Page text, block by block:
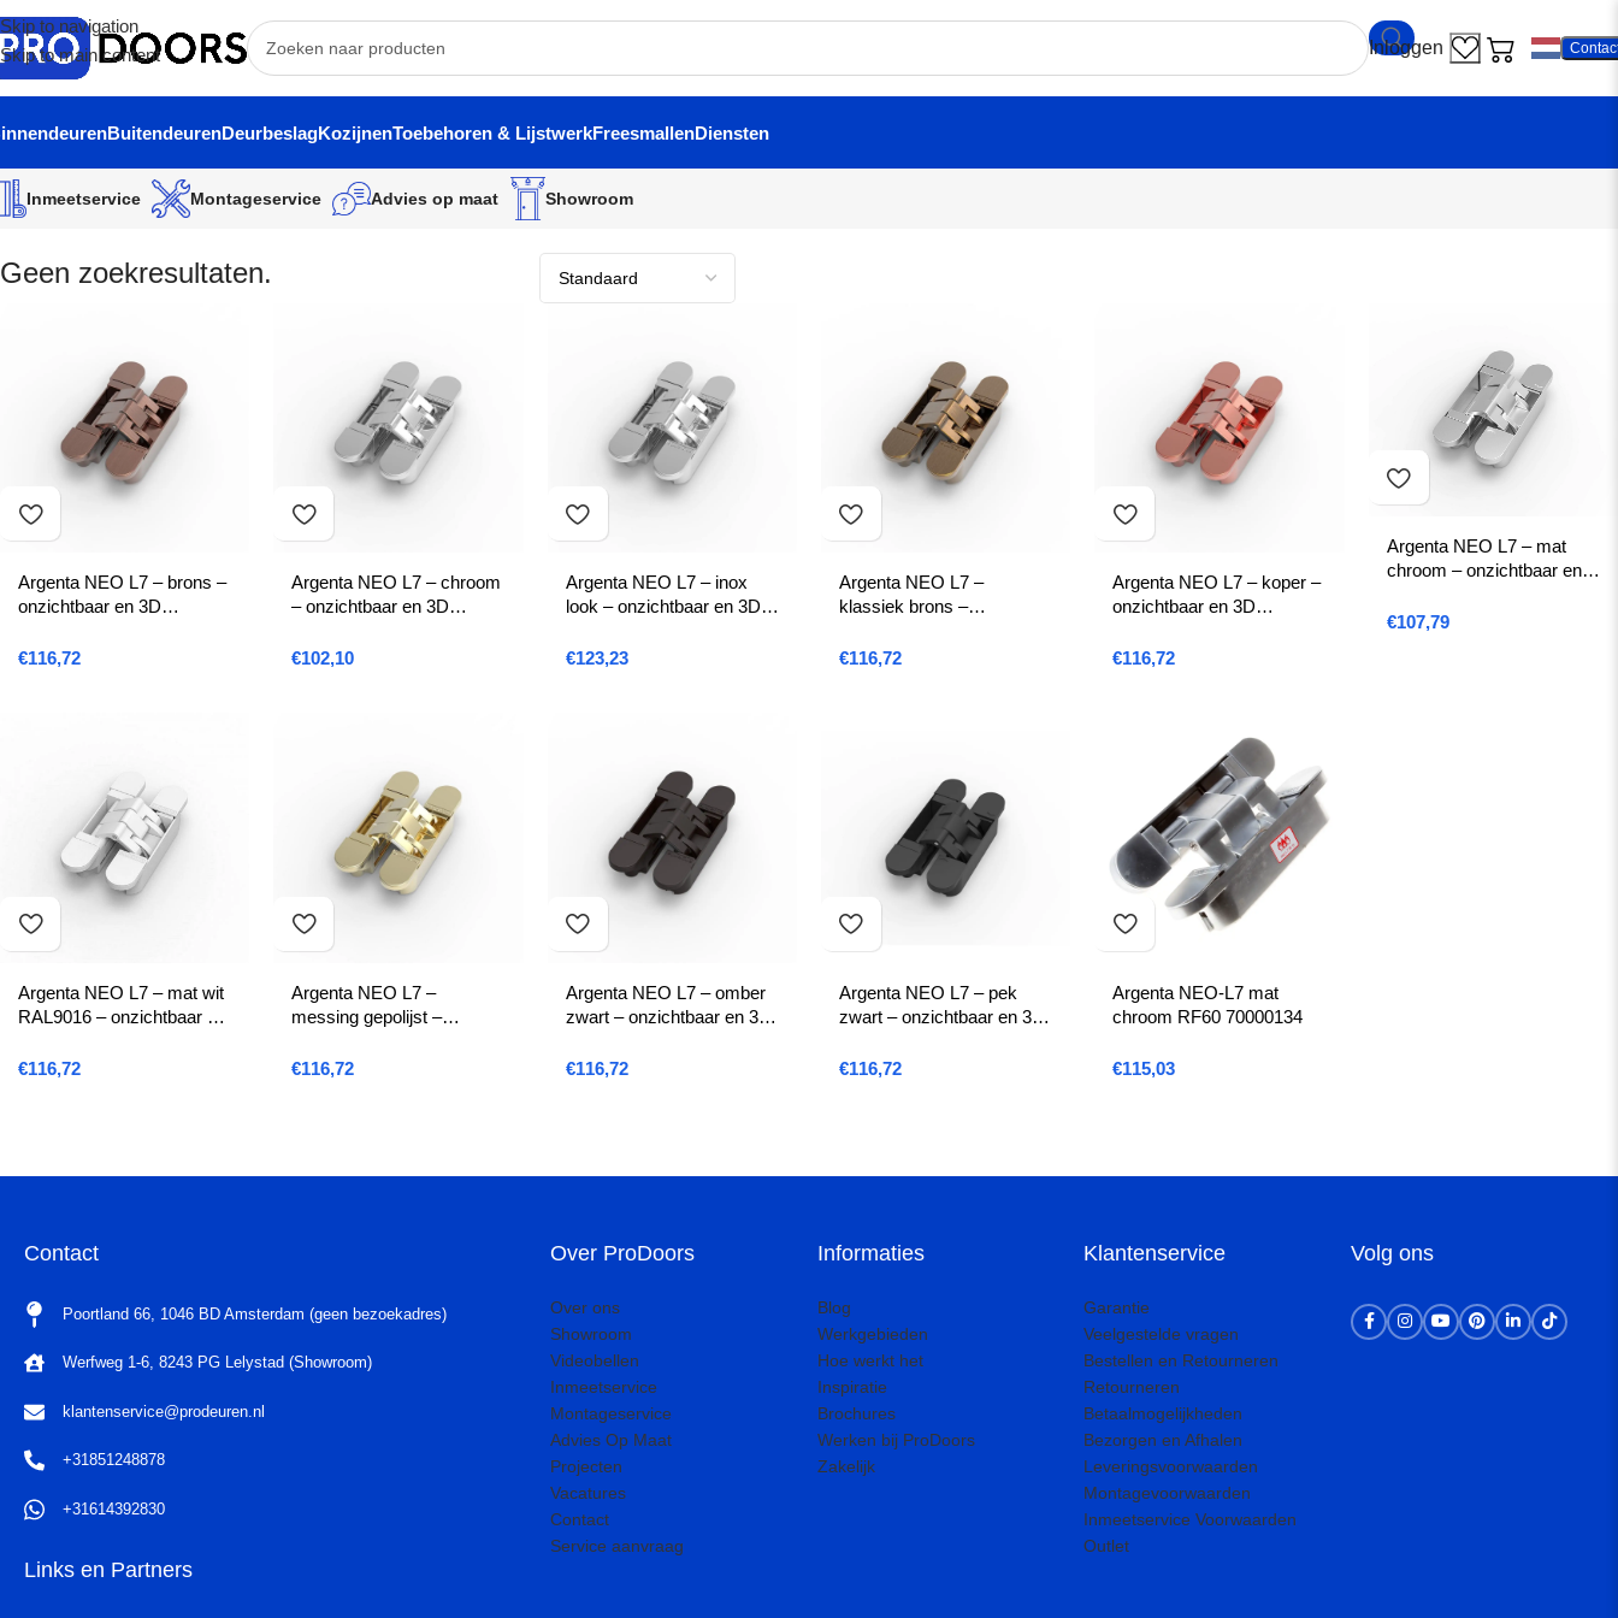
Skip to navigation
Skip to main content
BuitendeurenDeurbeslagKozijnenToebehoren & LijstwerkFreesmallenDiensten
Inmeetservice Montageservice Advies op maat Showroom
Geen zoekresultaten.
Argenta NEO L7 – brons –
onzichtbaar en 3D
€116,72
Argenta NEO L7 – chroom
– onzichtbaar en 3D
€102,10
Argenta NEO L7 – inox
look – onzichtbaar en 3D
€123,23
Argenta NEO L7 –
klassiek brons –
regelbaar scharnier
€116,72
Argenta NEO L7 – koper –
onzichtbaar en 3D
€116,72
Argenta NEO L7 – mat
chroom – onzichtbaar en
€107,79
Argenta NEO L7 – mat wit
RAL9016 – onzichtbaar en
€116,72
Argenta NEO L7 –
messing gepolijst –
regelbaar scharnier
€116,72
Argenta NEO L7 – omber
zwart – onzichtbaar en 3D
€116,72
Argenta NEO L7 – pek
zwart – onzichtbaar en 3D
€116,72
Argenta NEO-L7 mat
chroom RF60 70000134
€115,03
Contact
Poortland 66, 1046 BD Amsterdam (geen bezoekadres)
Werfweg 1-6, 8243 PG Lelystad (Showroom)
klantenservice@prodeuren.nl
+31851248878
+31614392830
Links en Partners
Over ProDoors
Over ons
Showroom
Videobellen
Inmeetservice
Montageservice
Advies Op Maat
Projecten
Vacatures
Contact
Service aanvraag
Informaties
Blog
Werkgebieden
Hoe werkt het
Inspiratie
Brochures
Werken bij ProDoors
Zakelijk
Klantenservice
Garantie
Veelgestelde vragen
Bestellen en Retourneren
Retourneren
Betaalmogelijkheden
Bezorgen en Afhalen
Leveringsvoorwaarden
Montagevoorwaarden
Inmeetservice Voorwaarden
Outlet
Volg ons